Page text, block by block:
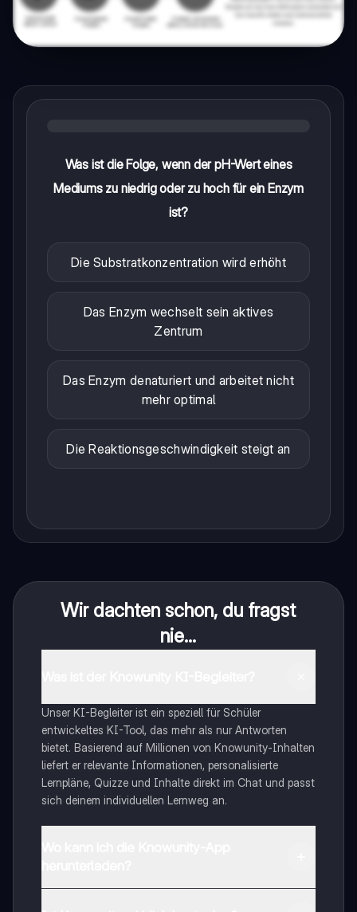
Was ist die Folge, wenn der pH-Wert eines
Mediums zu niedrig oder zu hoch für ein Enzym
ist?
Die Substratkonzentration wird erhöht
Das Enzym wechselt sein aktives
Zentrum
Das Enzym denaturiert und arbeitet nicht
mehr optimal
Die Reaktionsgeschwindigkeit steigt an
Wir dachten schon, du fragst
nie...
Unser KI-Begleiter ist ein speziell für Schüler
entwickeltes KI-Tool, das mehr als nur Antworten
bietet. Basierend auf Millionen von Knowunity-Inhalten
liefert er relevante Informationen, personalisierte
Lernpläne, Quizze und Inhalte direkt im Chat und passt
sich deinem individuellen Lernweg an.